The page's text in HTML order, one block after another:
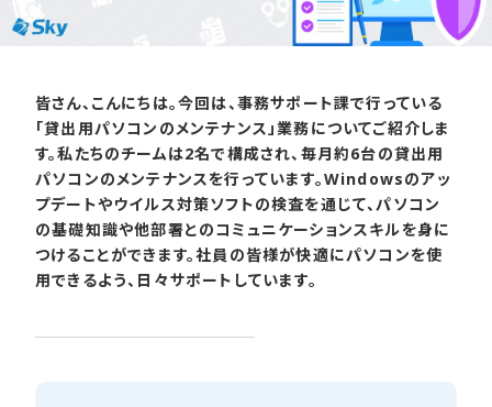
皆さん、こんにちは。今回は、事務サポート課で行っている
「貸出用パソコンのメンテナンス」業務についてご紹介しま
す。私たちのチームは2名で構成され、毎月約6台の貸出用
パソコンのメンテナンスを行っています。Windowsのアッ
プデートやウイルス対策ソフトの検査を通じて、パソコン
の基礎知識や他部署とのコミュニケーションスキルを身に
つけることができます。社員の皆様が快適にパソコンを使
用できるよう、日々サポートしています。